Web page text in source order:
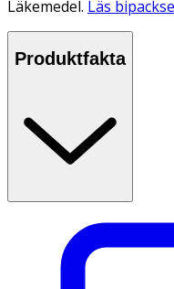
Läkemedel. Läs
Produktfakta